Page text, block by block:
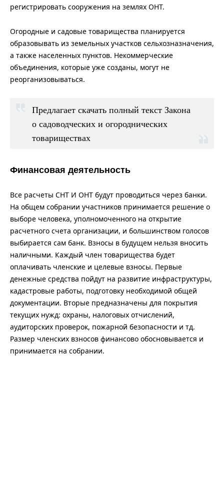
регистрировать сооружения на землях ОНТ.
Огородные и садовые товарищества планируется
образовывать из земельных участков сельхозназначения,
а также населенных пунктов. Некоммерческие
объединения, которые уже созданы, могут не
реорганизовываться.
Предлагает скачать полный текст Закона
о садоводческих и огороднических
товариществах
Финансовая деятельность
Все расчеты СНТ И ОНТ будут проводиться через банки.
На общем собрании участников принимается решение о
выборе человека, уполномоченного на открытие
расчетного счета организации, и большинством голосов
выбирается сам банк. Взносы в будущем нельзя вносить
наличными. Каждый член товарищества будет
оплачивать членские и целевые взносы. Первые
денежные средства пойдут на развитие инфраструктуры,
кадастровые работы, подготовку необходимой общей
документации. Вторые предназначены для покрытия
текущих нужд: охраны, налоговых отчислений,
аудиторских проверок, пожарной безопасности и тд.
Размер членских взносов финансово обосновывается и
принимается на собрании.